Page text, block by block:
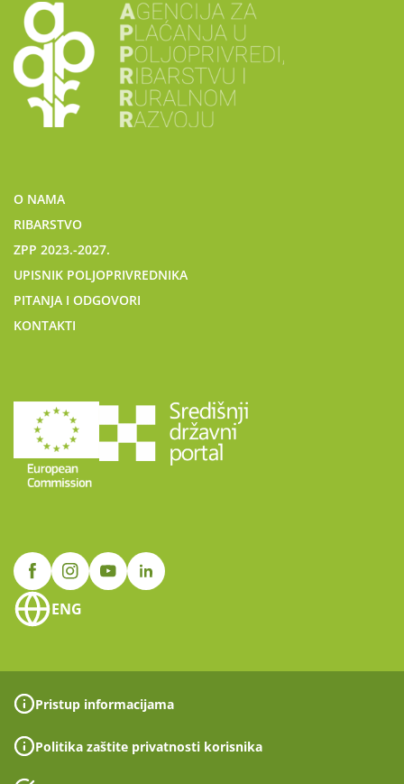
O NAMA
RIBARSTVO
ZPP 2023.-2027.
UPISNIK POLJOPRIVREDNIKA
PITANJA I ODGOVORI
KONTAKTI
ENG
Pristup informacijama
Politika zaštite privatnosti korisnika